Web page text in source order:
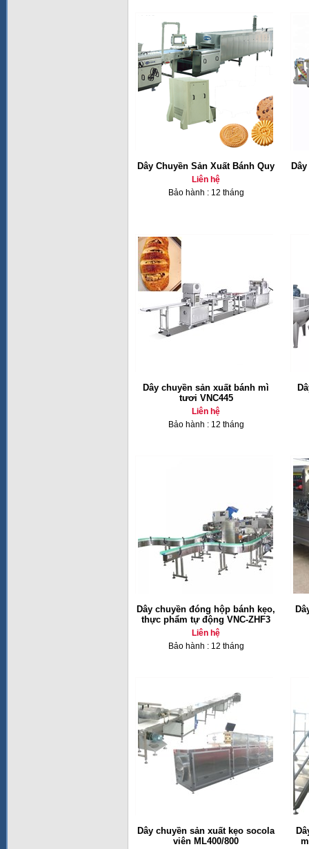
Dây Chuyền Sản Xuất Bánh Quy
Liên hệ
Bảo hành : 12 tháng
Dây chuyền sản xuất bánh mì
tươi VNC445
Liên hệ
Bảo hành : 12 tháng
Dây chuyền đóng hộp bánh kẹo,
thực phẩm tự động VNC-ZHF3
Liên hệ
Bảo hành : 12 tháng
Dây chuyền sản xuất kẹo socola
viên ML400/800